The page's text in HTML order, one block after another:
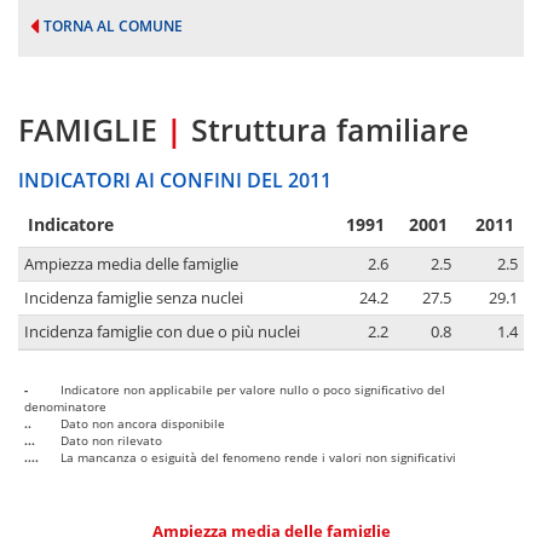
TORNA AL COMUNE
FAMIGLIE | Struttura familiare
INDICATORI AI CONFINI DEL 2011
Indicatore 1991 2001 2011
Ampiezza media delle famiglie 2.6 2.5
2.5
Incidenza famiglie senza nuclei
24.2 27.5
29.1
Incidenza famiglie con due o più nuclei
2.2 0.8 1.4
-
Indicatore non applicabile per valore nullo o poco significativo del
denominatore
..
Dato non ancora disponibile
...
Dato non rilevato
....
La mancanza o esiguità del fenomeno rende i valori non significativi
Ampiezza media delle famiglie